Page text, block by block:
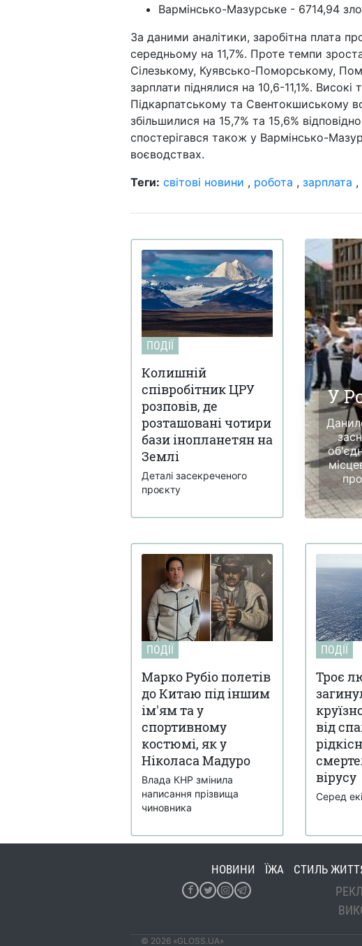
Вармінсько-Мазурське - 6714,94
За даними аналітики, заробітна плата
середньому на 11,7%. Проте темпи
Сілезькому, Куявсько-Поморському,
зарплати піднялися на 10,6-11,1%.
Підкарпатському та Свентокшиському
збільшилися на 15,7% та 15,6%
спостерігався також у Вармінсько-
воєводствах.
Теги: світові новини , робота , зарплата ,
ПОДІЇ
Колишній
співробітник ЦРУ
розповів, де
розташовані чотири
бази інопланетян на
Землі
Деталі засекреченого
проєкту
У
ПОДІЇ
Марко Рубіо полетів
до Китаю під іншим
ім'ям та у
спортивному
костюмі, як у
Ніколаса Мадуро
Влада КНР змінила
написання прізвища
чиновника
ПОДІЇ
Троє
від
вірусу
Серед
НОВИНИ ЇЖА СТИЛЬ
© 2026 «GLOSS.UA»